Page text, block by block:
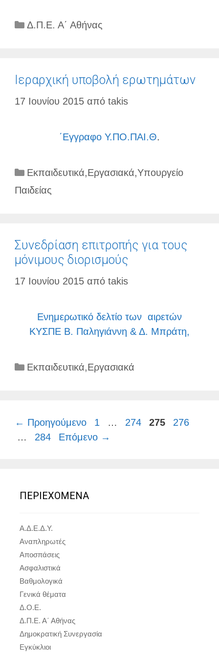
Κατηγορίες
Δ.Π.Ε. Α΄ Αθήνας
Ιεραρχική υποβολή ερωτημάτων
17 Ιουνίου 2015 από takis
΄Εγγραφο Υ.ΠΟ.ΠΑΙ.Θ.
Κατηγορίες
Εκπαιδευτικά,Εργασιακά,Υπουργείο
Παιδείας
Συνεδρίαση επιτροπής για τους
μόνιμους διορισμούς
17 Ιουνίου 2015 από takis
Ενημερωτικό δελτίο των αιρετών
ΚΥΣΠΕ Β. Παληγιάννη & Δ. Μπράτη,
Κατηγορίες
Εκπαιδευτικά,Εργασιακά
← Προηγούμενο Σελίδα
1 … Σελίδα
274 Σελίδα
275 Σελίδα
276
…
Σελίδα
284 Επόμενο →
ΠΕΡΙΕΧΟΜΕΝΑ
Α.Δ.Ε.Δ.Υ.
Αναπληρωτές
Αποσπάσεις
Ασφαλιστικά
Βαθμολογικά
Γενικά θέματα
Δ.Ο.Ε.
Δ.Π.Ε. Α΄ Αθήνας
Δημοκρατική Συνεργασία
Εγκύκλιοι